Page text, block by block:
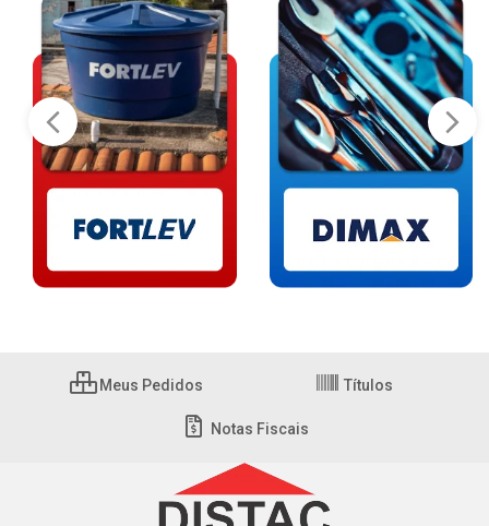
Meus Pedidos Títulos
Notas Fiscais